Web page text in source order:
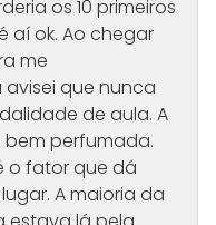
os 10 primeiros
aí ok. Ao chegar
me
que nunca
de aula. A
bem perfumada.
o fator que dá
A maioria da